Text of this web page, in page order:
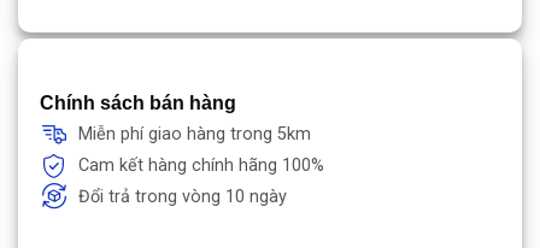
Chính sách bán hàng
Miễn phí giao hàng trong 5km
Cam kết hàng chính hãng 100%
Đổi trả trong vòng 10 ngày